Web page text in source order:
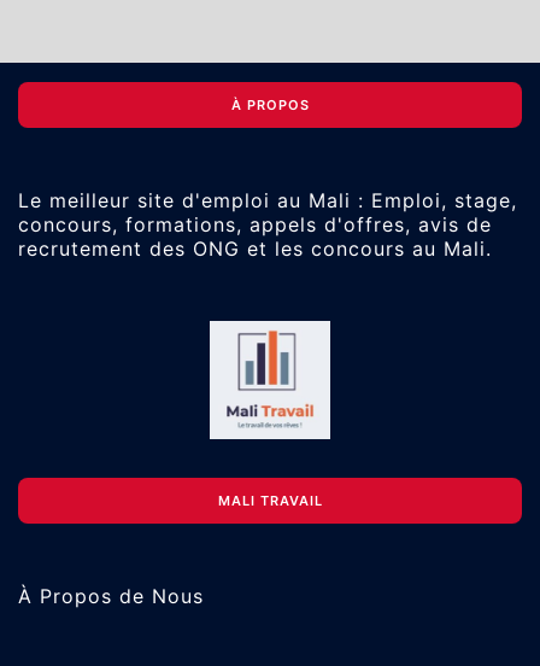
À PROPOS
Le meilleur site d'emploi au Mali : Emploi, stage,
concours, formations, appels d'offres, avis de
recrutement des ONG et les concours au Mali.
MALI TRAVAIL
À Propos de Nous